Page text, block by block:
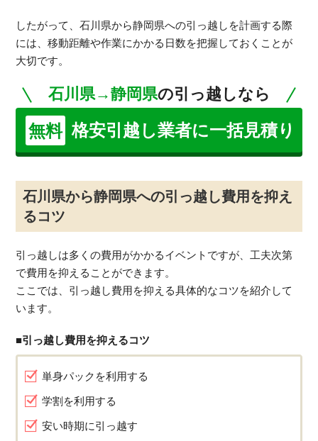
したがって、石川県から静岡県への引っ越しを計画する際
には、移動距離や作業にかかる日数を把握しておくことが
大切です。
石川県→静岡県の引っ越しなら
無料 格安引越し業者に一括見積り
石川県から静岡県への引っ越し費用を抑え
るコツ
引っ越しは多くの費用がかかるイベントですが、工夫次第
で費用を抑えることができます。
ここでは、引っ越し費用を抑える具体的なコツを紹介して
います。
■引っ越し費用を抑えるコツ
単身パックを利用する
学割を利用する
安い時期に引っ越す